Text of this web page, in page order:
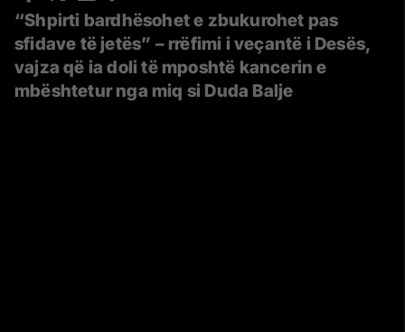
“Shpirti bardhësohet e zbukurohet pas
sfidave të jetës” – rrëfimi i veçantë i Desës,
vajza që ia doli të mposhtë kancerin e
mbështetur nga miq si Duda Balje